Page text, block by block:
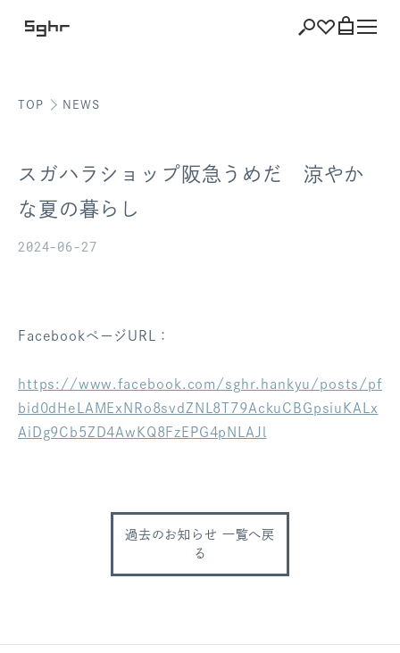
ショッピング バッグを見る
お気に入り
ログアウト
TOP NEWS
スガハラショップ阪急うめだ 涼やか
な夏の暮らし
2024-06-27
FacebookページURL：
https://www.facebook.com/sghr.hankyu/posts/pf
bid0dHeLAMExNRo8svdZNL8T79AckuCBGpsiuKALx
AiDg9Cb5ZD4AwKQ8FzEPG4pNLAJl
過去のお知らせ 一覧へ戻
る